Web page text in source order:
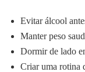
Evitar álcool
Manter peso
Dormir de lado
Criar uma rotina